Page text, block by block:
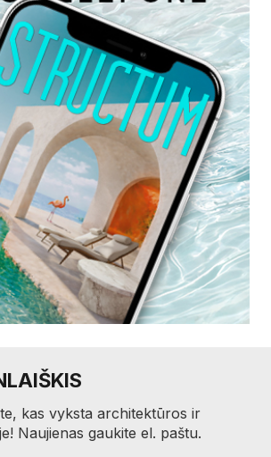
kas vyksta architektūros ir
Naujienas gaukite el. paštu.